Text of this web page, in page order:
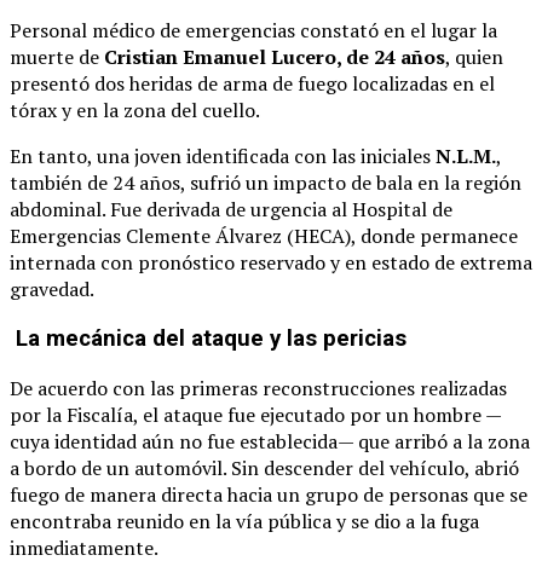
Personal médico de emergencias constató en el lugar la
muerte de Cristian Emanuel Lucero, de 24 años, quien
presentó dos heridas de arma de fuego localizadas en el
tórax y en la zona del cuello.
En tanto, una joven identificada con las inicialesN.L.M.,
también de 24 años, sufrió un impacto de bala en la región
abdominal. Fue derivada de urgencia al Hospital de
Emergencias Clemente Álvarez (HECA), donde permanece
internada con pronóstico reservado y en estado de extrema
gravedad.
La mecánica del ataque y las pericias
De acuerdo con las primeras reconstrucciones realizadas
por la Fiscalía, el ataque fue ejecutado por un hombre —
cuya identidad aún no fue establecida— que arribó a la zona
a bordo de un automóvil. Sin descender del vehículo, abrió
fuego de manera directa hacia un grupo de personas que se
encontraba reunido en la vía pública y se dio a la fuga
inmediatamente.